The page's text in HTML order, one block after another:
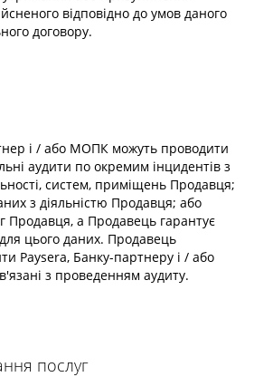
відповідно до умов даного
договору.
і / або МОПК можуть проводити
аудити по окремим інцидентів з
систем, приміщень Продавця;
з діяльністю Продавця; або
Продавця, а Продавець гарантує
цього даних. Продавець
Paysera, Банку-партнеру і / або
з проведенням аудиту.
послуг